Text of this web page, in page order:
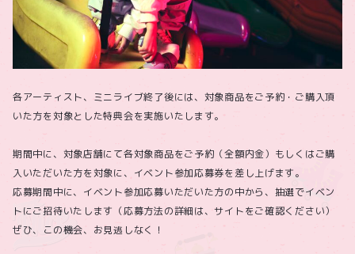
各アーティスト、ミニライブ終了後には、対象商品をご予約・ご購入頂
いた方を対象とした特典会を実施いたします。
期間中に、対象店舗にて各対象商品をご予約（全額内金）もしくはご購
入いただいた方を対象に、イベント参加応募券を差し上げます。
応募期間中に、イベント参加応募いただいた方の中から、抽選でイベン
トにご招待いたします（応募方法の詳細は、サイトをご確認ください）
ぜひ、この機会、お見逃しなく！